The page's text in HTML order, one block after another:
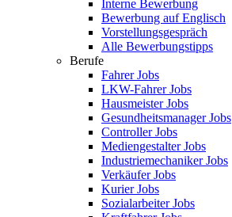
Interne Bewerbung
Bewerbung auf Englisch
Vorstellungsgespräch
Alle Bewerbungstipps
Berufe
Fahrer Jobs
LKW-Fahrer Jobs
Hausmeister Jobs
Gesundheitsmanager Jobs
Controller Jobs
Mediengestalter Jobs
Industriemechaniker Jobs
Verkäufer Jobs
Kurier Jobs
Sozialarbeiter Jobs